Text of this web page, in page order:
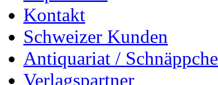
Kontakt
Schweizer Kunden
Antiquariat /
Verlagspartner